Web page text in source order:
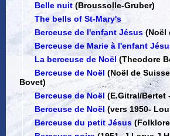
Belle nuit (Broussolle-Gruber)
The bells of St-Mary's
Berceuse de l'enfant Jésus (Noël
Berceuse de Marie à l'enfant
La berceuse de Noël (Theodore
Berceuse de Noël(Noël de Suisse
Bovet)
Berceuse de Noël (E.Gitral/Bertet
Berceuse de Noël (vers 1950-
Berceuse du petit Jésus